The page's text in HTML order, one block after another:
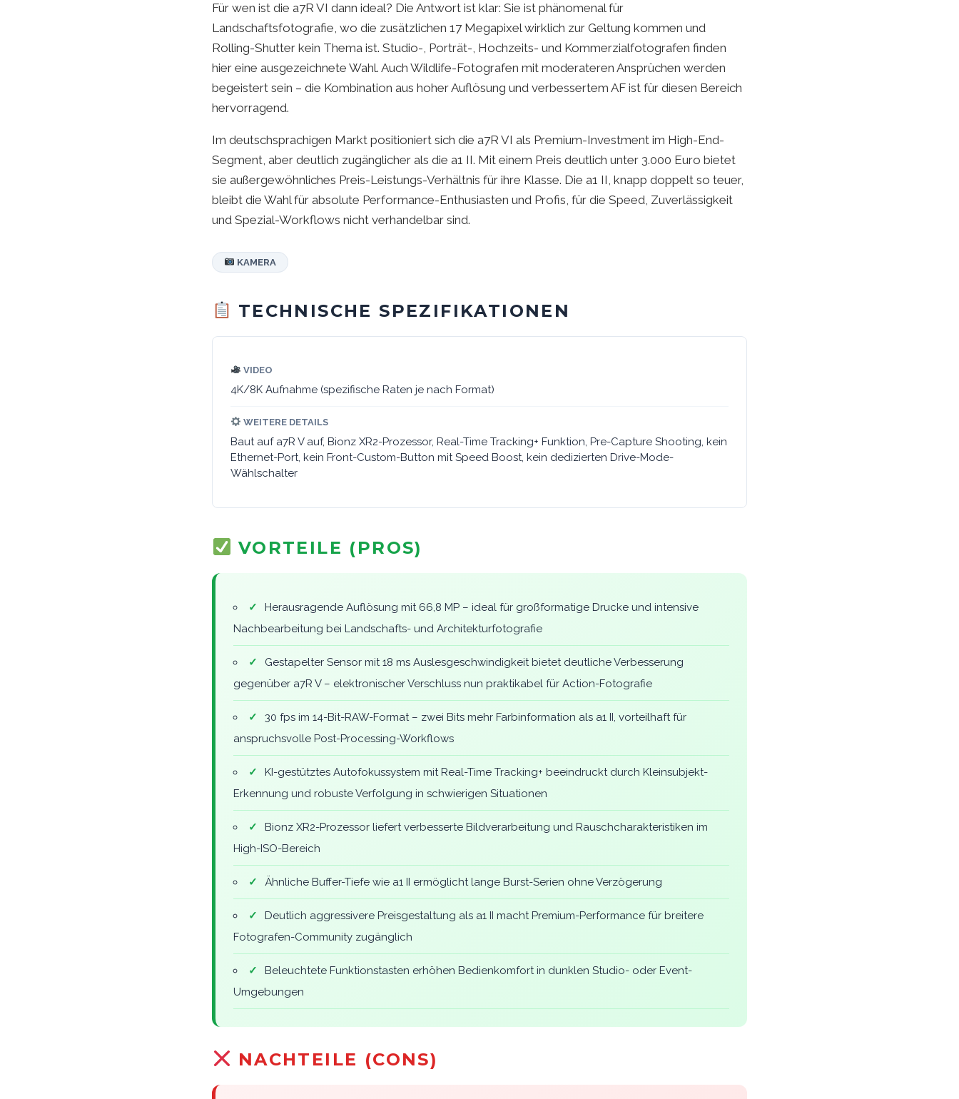
Für wen ist die a7R VI dann ideal? Die Antwort ist klar: Sie ist phänomenal für
Landschaftsfotografie, wo die zusätzlichen 17 Megapixel wirklich zur Geltung kommen und
Rolling-Shutter kein Thema ist. Studio-, Porträt-, Hochzeits- und Kommerzialfotografen finden
hier eine ausgezeichnete Wahl. Auch Wildlife-Fotografen mit moderateren Ansprüchen werden
begeistert sein – die Kombination aus hoher Auflösung und verbessertem AF ist für diesen Bereich
hervorragend.
Im deutschsprachigen Markt positioniert sich die a7R VI als Premium-Investment im High-End-
Segment, aber deutlich zugänglicher als die a1 II. Mit einem Preis deutlich unter 3.000 Euro bietet
sie außergewöhnliches Preis-Leistungs-Verhältnis für ihre Klasse. Die a1 II, knapp doppelt so teuer,
bleibt die Wahl für absolute Performance-Enthusiasten und Profis, für die Speed, Zuverlässigkeit
und Spezial-Workflows nicht verhandelbar sind.
KAMERA
TECHNISCHE SPEZIFIKATIONEN
VIDEO
4K/8K Aufnahme (spezifische Raten je nach Format)
WEITERE DETAILS
Baut auf a7R V auf, Bionz XR2-Prozessor, Real-Time Tracking+ Funktion, Pre-Capture Shooting, kein
Ethernet-Port, kein Front-Custom-Button mit Speed Boost, kein dedizierten Drive-Mode-
Wählschalter
VORTEILE (PROS)
✓
Herausragende Auflösung mit 66,8 MP – ideal für großformatige Drucke und intensive
Nachbearbeitung bei Landschafts- und Architekturfotografie
✓
Gestapelter Sensor mit 18 ms Auslesgeschwindigkeit bietet deutliche Verbesserung
gegenüber a7R V – elektronischer Verschluss nun praktikabel für Action-Fotografie
✓
30 fps im 14-Bit-RAW-Format – zwei Bits mehr Farbinformation als a1 II, vorteilhaft für
anspruchsvolle Post-Processing-Workflows
✓
KI-gestütztes Autofokussystem mit Real-Time Tracking+ beeindruckt durch Kleinsubjekt-
Erkennung und robuste Verfolgung in schwierigen Situationen
✓
Bionz XR2-Prozessor liefert verbesserte Bildverarbeitung und Rauschcharakteristiken im
High-ISO-Bereich
✓ Ähnliche Buffer-Tiefe wie a1 II ermöglicht lange Burst-Serien ohne Verzögerung
✓
Deutlich aggressivere Preisgestaltung als a1 II macht Premium-Performance für breitere
Fotografen-Community zugänglich
✓
Beleuchtete Funktionstasten erhöhen Bedienkomfort in dunklen Studio- oder Event-
Umgebungen
NACHTEILE (CONS)